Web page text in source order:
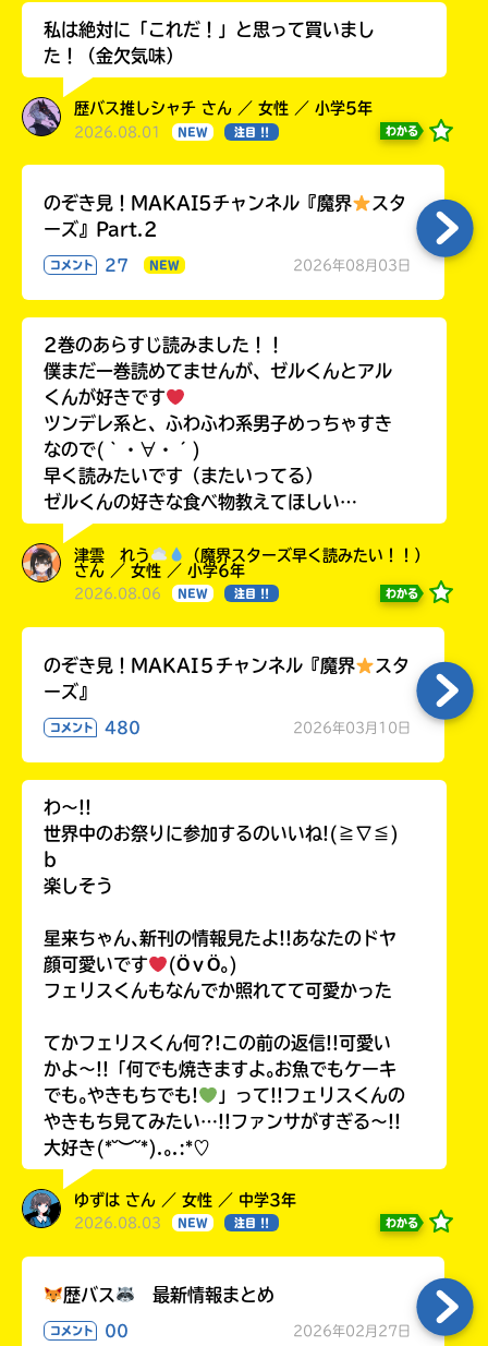
私は絶対に「これだ！」と思って買いまし
た！（金欠気味）
歴バス推しシャチ さん ／ 女性 ／ 小学5年
2026.08.01 NEW 注目 !! わかる
のぞき見！MAKAI5チャンネル『魔界
スタ
ーズ』Part.2
コメント 27 NEW 2026年08月03日
2巻のあらすじ読みました！！
僕まだ一巻読めてませんが、ゼルくんとアル
くんが好きです
ツンデレ系と、ふわふわ系男子めっちゃすき
なので(｀・∀・´)
早く読みたいです（またいってる）
ゼルくんの好きな食べ物教えてほしい…
津雲 れう
（魔界スターズ早く読みたい！！）
さん ／ 女性 ／ 小学6年
2026.08.06 NEW 注目 !! わかる
のぞき見！MAKAI５チャンネル『魔界
スタ
ーズ』
コメント 480 2026年03月10日
わ〜!!
世界中のお祭りに参加するのいいね!(≧∇≦)
b
楽しそう
星来ちゃん､新刊の情報見たよ!!あなたのドヤ
顔可愛いです
(ӦｖӦ｡)
フェリスくんもなんでか照れてて可愛かった
てかフェリスくん何?!この前の返信!!可愛い
かよ〜!!「何でも焼きますよ｡お魚でもケーキ
でも｡やきもちでも!
」って!!フェリスくんの
やきもち見てみたい…!!ファンサがすぎる〜!!
大好き(*˘︶˘*).｡.:*♡
ゆずは さん ／ 女性 ／ 中学3年
2026.08.03 NEW 注目 !! わかる
歴バス 最新情報まとめ
コメント 00 2026年02月27日